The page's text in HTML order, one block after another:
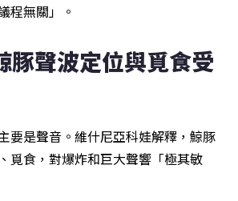
程無關」。
豚聲波定位與覓食受
要是聲音。維什尼亞科娃解釋，鯨豚
覓食，對爆炸和巨大聲響「極其敏